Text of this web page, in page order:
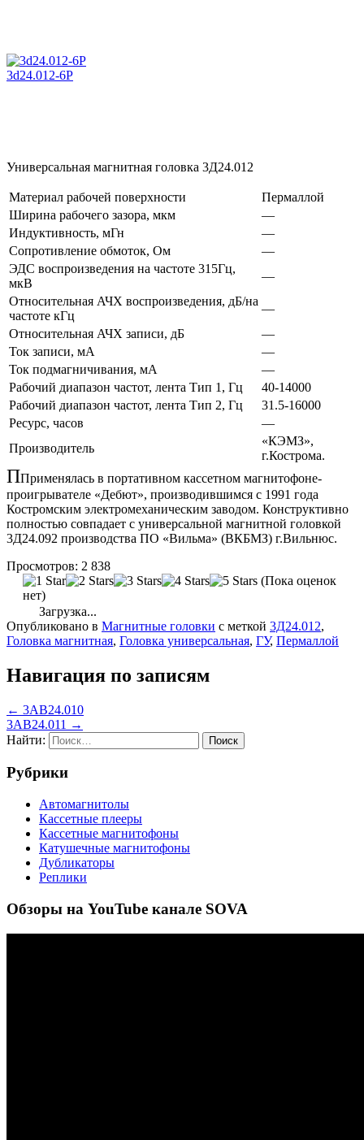
3d24.012-6P
Универсальная магнитная головка 3Д24.012
Материал рабочей поверхности
Пермаллой
Ширина рабочего зазора, мкм
—
Индуктивность, мГн
—
Сопротивление обмоток, Ом
—
ЭДС воспроизведения на частоте 315Гц,
мкВ
—
Относительная АЧХ воспроизведения, дБ/на
частоте кГц
—
Относительная АЧХ записи, дБ
—
Ток записи, мА
—
Ток подмагничивания, мА
—
Рабочий диапазон частот, лента Тип 1, Гц
40-14000
Рабочий диапазон частот, лента Тип 2, Гц
31.5-16000
Ресурс, часов
—
Производитель
«КЭМЗ»,
г.Кострома.
ППрименялась в портативном кассетном магнитофоне-
проигрывателе «Дебют», производившимся с 1991 года
Костромским электромеханическим заводом. Конструктивно
полностью совпадает с универсальной магнитной головкой
3Д24.092 производства ПО «Вильма» (ВКБМЗ) г.Вильнюс.
Просмотров: 2 838
(Пока оценок
нет)
Загрузка...
Опубликовано в Магнитные головки с меткой 3Д24.012,
Головка магнитная, Головка универсальная, ГУ, Пермаллой
Навигация по записям
← 3АВ24.010
3АВ24.011 →
Найти:
Рубрики
Автомагнитолы
Кассетные плееры
Кассетные магнитофоны
Катушечные магнитофоны
Дубликаторы
Реплики
Обзоры на YouTube канале SOVA